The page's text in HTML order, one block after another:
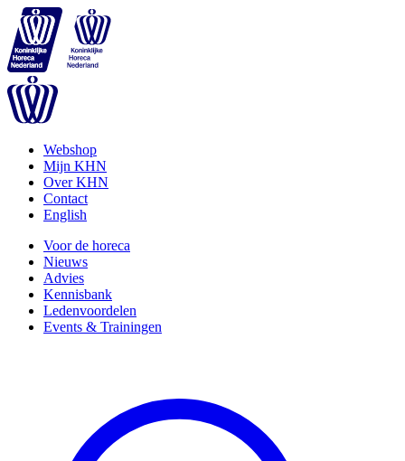
Webshop
Mijn KHN
Over KHN
Contact
English
Voor de horeca
Nieuws
Advies
Kennisbank
Ledenvoordelen
Events & Trainingen